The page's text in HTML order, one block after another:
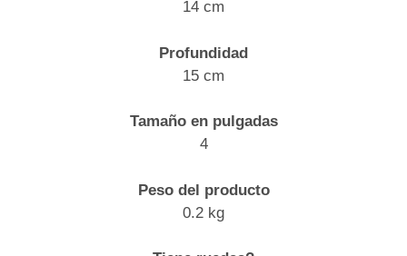
14 cm
Profundidad
15 cm
Tamaño en pulgadas
4
Peso del producto
0.2 kg